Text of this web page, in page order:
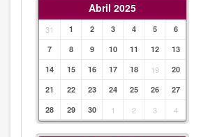
Abril 2025
31 1 2 3 4 5
6
7
8 9 10 11 12
13
14
15 16 17 18 19
20
21
22 23 24 25 26
27
28
29 30 1 2 3 4